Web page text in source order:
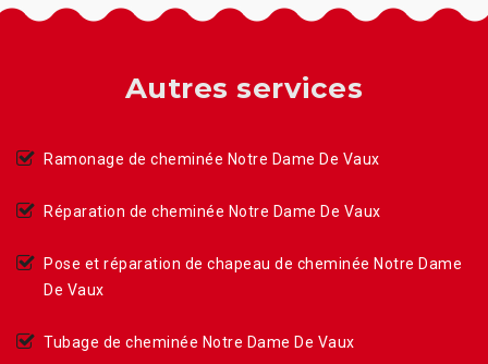
Autres services
Ramonage de cheminée Notre Dame De Vaux
Réparation de cheminée Notre Dame De Vaux
Pose et réparation de chapeau de cheminée Notre Dame
De Vaux
Tubage de cheminée Notre Dame De Vaux